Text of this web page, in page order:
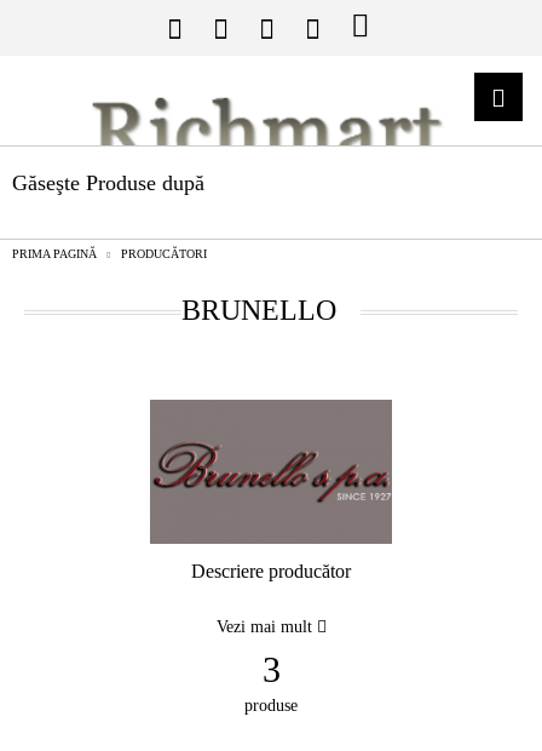
Găseşte Produse după
PRIMA PAGINĂ PRODUCĂTORI
BRUNELLO
Descriere producător
Vezi mai mult
3
produse